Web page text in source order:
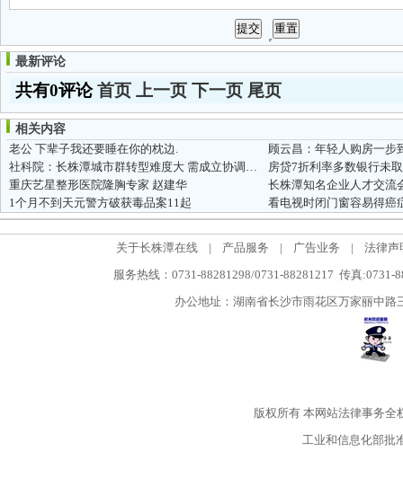
最新评论
共有0评论首页 上一页 下一页 尾页
相关内容
老公 下辈子我还要睡在你的枕边.
顾云昌：年轻人购房一步
社科院：长株潭城市群转型难度大 需成立协调机构
重庆艺星整形医院隆胸专家 赵建华
长株潭知名企业人才交流
1个月不到天元警方破获毒品案11起
看电视时闭门窗容易得癌
关于长株潭在线 | 产品服务 | 广告业务 |
法律声
服务热线：0731-88281298/0731-88281217 传真:0731-
办公地址：湖南省长沙市雨花区万家丽中
版权所有本网站法律事务全
工业和信息化部批